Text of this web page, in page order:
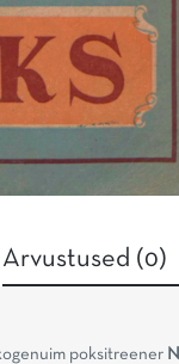
Arvustused (0)
poksitreener